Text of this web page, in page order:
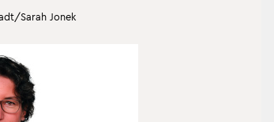
Sarah Jonek